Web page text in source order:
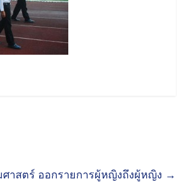
าสตร์ ออกรายการผู้หญิงถึงผู้หญิง →